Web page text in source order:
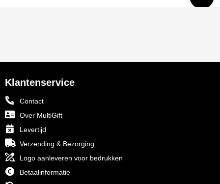
Klantenservice
Contact
Over MultiGift
Levertijd
Verzending & Bezorging
Logo aanleveren voor bedrukken
Betaalinformatie